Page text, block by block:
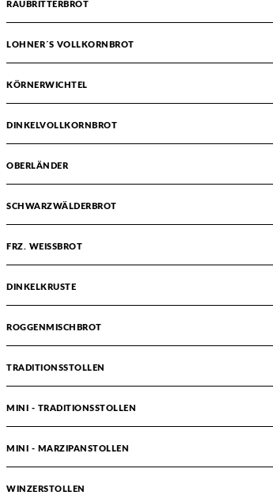
RAUBRITTERBROT
LOHNER´S VOLLKORNBROT
KÖRNERWICHTEL
DINKELVOLLKORNBROT
OBERLÄNDER
SCHWARZWÄLDERBROT
FRZ. WEISSBROT
DINKELKRUSTE
ROGGENMISCHBROT
TRADITIONSSTOLLEN
MINI - TRADITIONSSTOLLEN
MINI - MARZIPANSTOLLEN
WINZERSTOLLEN